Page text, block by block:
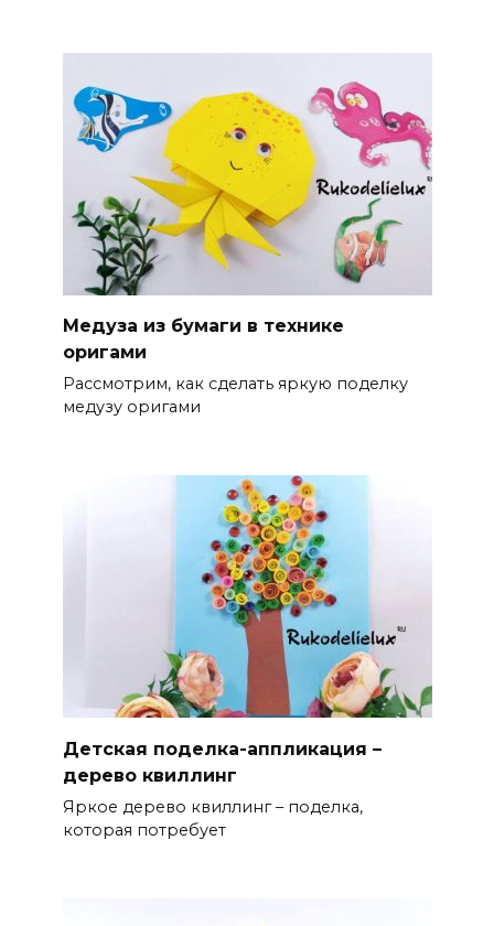
Медуза из бумаги в технике
оригами
Рассмотрим, как сделать яркую поделку
медузу оригами
Детская поделка-аппликация –
дерево квиллинг
Яркое дерево квиллинг – поделка,
которая потребует